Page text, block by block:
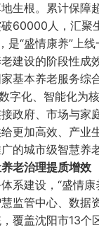
生根。累计保障
60000人，汇聚
“盛情康养”上
建设的阶段性成效
基本养老服务综
字化、智能化为
政府、市场与家
更加高效、产业
的城市级智慧养老
老治理提质增效
系建设，“盛情康
监管中心、数据
覆盖沈阳市13个